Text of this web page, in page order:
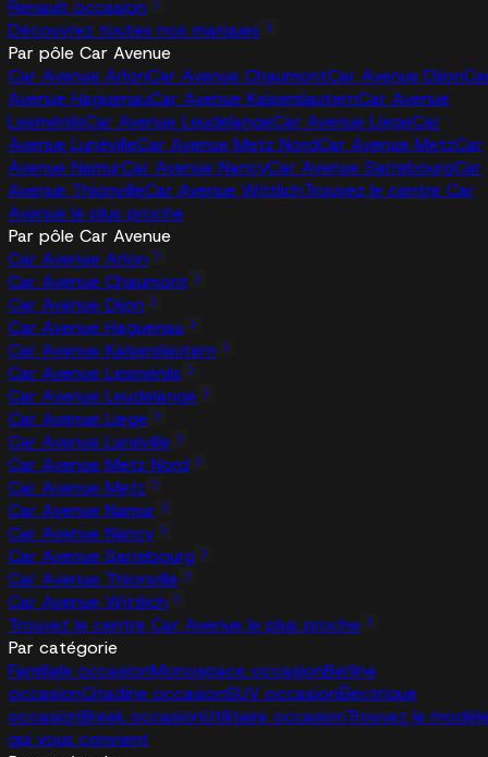
Renault occasion
Découvrez toutes nos marques
Par pôle Car Avenue
Car Avenue ArlonCar Avenue ChaumontCar Avenue Dijon
Avenue HaguenauCar Avenue KaiserslauternCar Avenue
LesménilsCar Avenue LeudelangeCar Avenue LiegeCar
Avenue LunévilleCar Avenue Metz NordCar Avenue MetzCar
Avenue NamurCar Avenue NancyCar Avenue SarrebourgCar
Avenue ThionvilleCar Avenue WittlichTrouvez le centre Car
Avenue le plus proche
Par pôle Car Avenue
Car Avenue Arlon
Car Avenue Chaumont
Car Avenue Dijon
Car Avenue Haguenau
Car Avenue Kaiserslautern
Car Avenue Lesménils
Car Avenue Leudelange
Car Avenue Liege
Car Avenue Lunéville
Car Avenue Metz Nord
Car Avenue Metz
Car Avenue Namur
Car Avenue Nancy
Car Avenue Sarrebourg
Car Avenue Thionville
Car Avenue Wittlich
Trouvez le centre Car Avenue le plus proche
Par catégorie
Familiale occasionMonospace occasionBerline
occasionCitadine occasionSUV occasionÉlectrique
occasionBreak occasionUtilitaire occasionTrouvez le
qui vous convient